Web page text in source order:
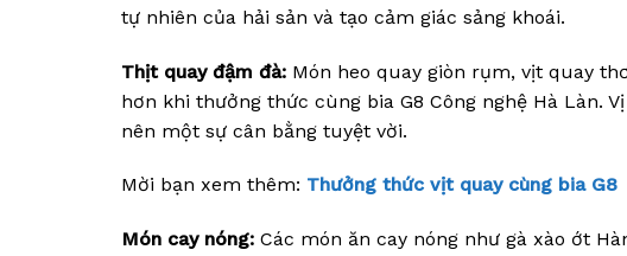
tự nhiên của hải sản và tạo cảm giác sảng khoái.
Thịt quay đậm đà: Món heo quay giòn rụm, vịt quay
hơn khi thưởng thức cùng bia G8 Công nghệ Hà Làn.
nên một sự cân bằng tuyệt vời.
Mời bạn xem thêm: Thưởng thức vịt quay cùng bia G8
Món cay nóng: Các món ăn cay nóng như gà xào ớt